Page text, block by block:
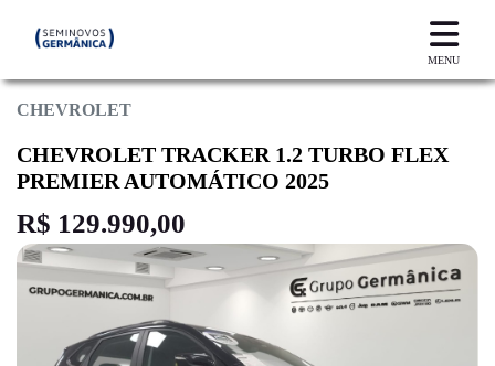
MENU
CHEVROLET
CHEVROLET TRACKER 1.2 TURBO FLEX
PREMIER AUTOMÁTICO 2025
R$ 129.990,00